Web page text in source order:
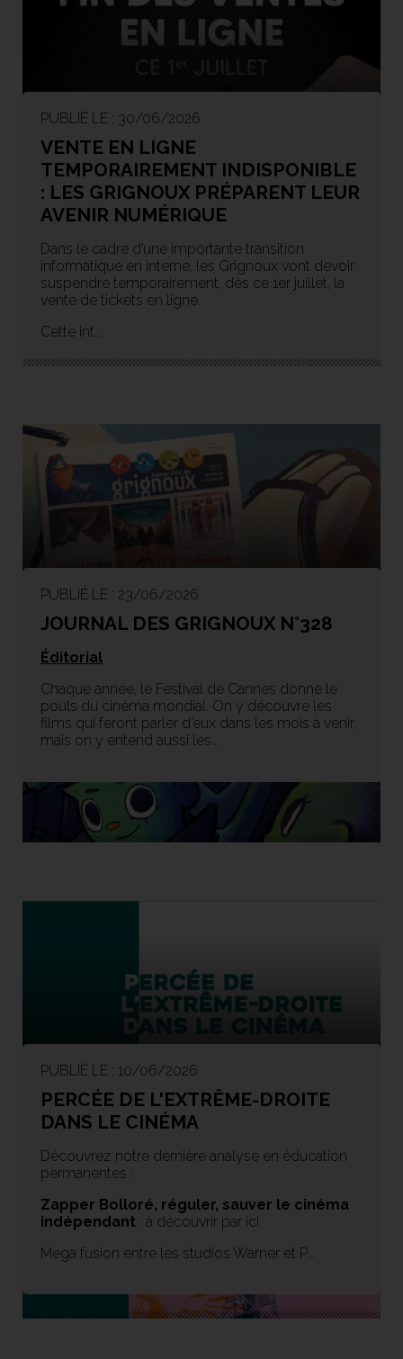
PUBLIÉ LE : 30/06/2026
VENTE EN LIGNE
TEMPORAIREMENT INDISPONIBLE
: LES GRIGNOUX PRÉPARENT LEUR
AVENIR NUMÉRIQUE
Dans le cadre d’une importante transition
informatique en interne, les Grignoux vont devoir
suspendre temporairement, dès ce 1er juillet, la
vente de tickets en ligne.
Cette int...
PUBLIÉ LE : 23/06/2026
JOURNAL DES GRIGNOUX N°328
Éditorial
Chaque année, le Festival de Cannes donne le
pouls du cinéma mondial. On y découvre les
films qui feront parler d’eux dans les mois à venir,
mais on y entend aussi les...
PUBLIÉ LE : 10/06/2026
PERCÉE DE L'EXTRÊME-DROITE
DANS LE CINÉMA
Découvrez notre dernière analyse en éducation
permanentes :
Zapper Bolloré, réguler, sauver le cinéma
indépendant : à découvrir par ici
Mega fusion entre les studios Warner et P...